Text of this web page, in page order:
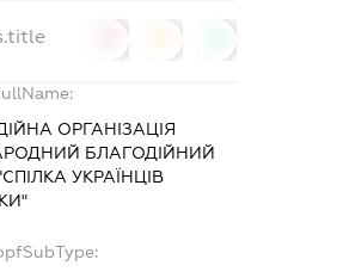
ОРГАНІЗАЦІЯ
БЛАГОДІЙНИЙ
УКРАЇНЦІВ